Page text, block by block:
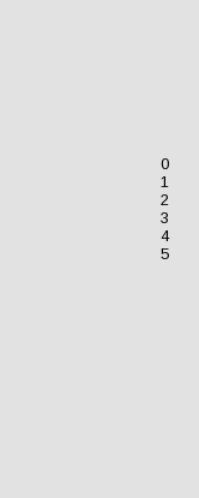
0
1
2
3
4
5